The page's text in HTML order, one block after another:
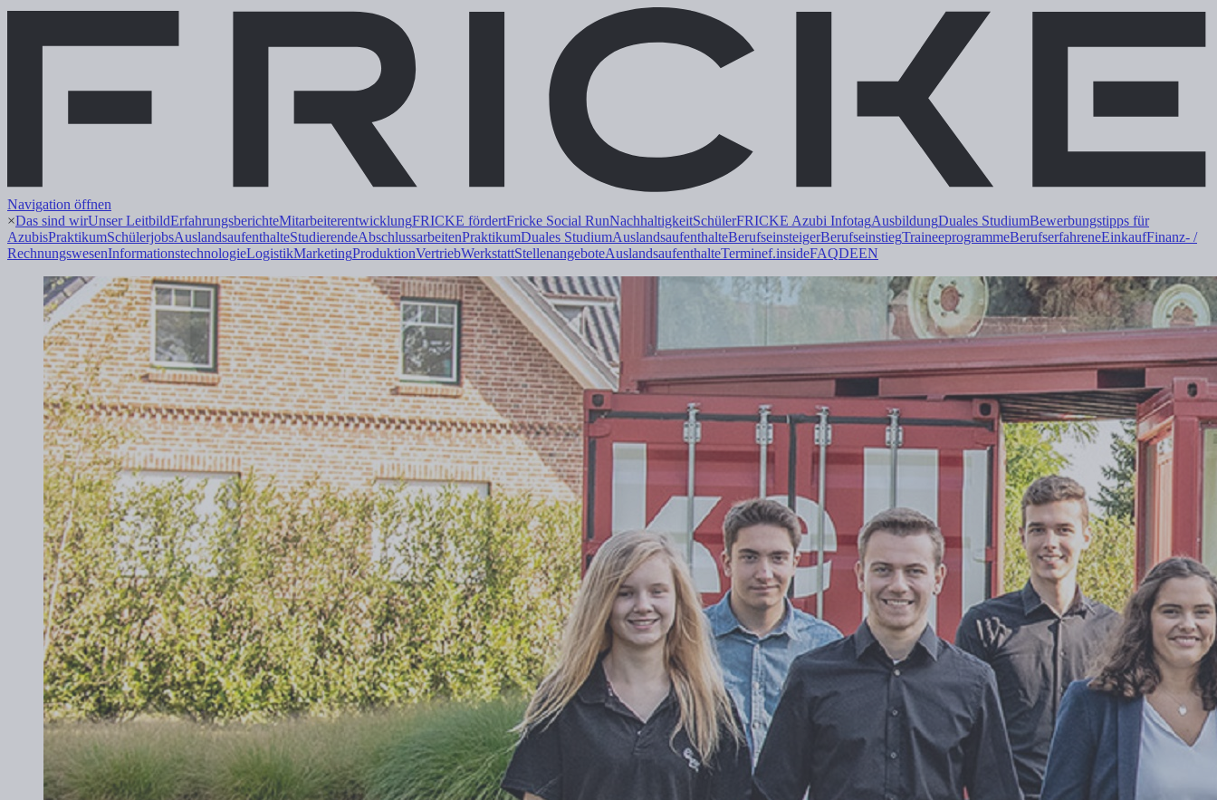
Navigation öffnen
×Das sind wirUnser LeitbildErfahrungsberichteMitarbeiterentwicklungFRICKE fördertFricke Social RunNachhaltigkeitSchülerFRICKE Azubi InfotagAusbildungDuales StudiumBewerbungstipps für
AzubisPraktikumSchülerjobsAuslandsaufenthalteStudierendeAbschlussarbeitenPraktikumDuales StudiumAuslandsaufenthalteBerufseinsteigerBerufseinstiegTraineeprogrammeBerufserfahreneEinkaufFinanz- /
RechnungswesenInformationstechnologieLogistikMarketingProduktionVertriebWerkstattStellenangeboteAuslandsaufenthalteTerminef.insideFAQDEEN